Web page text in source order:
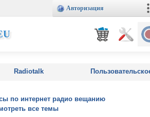
Авторизация
Radiotalk
по интернет радио вещанию
все темы